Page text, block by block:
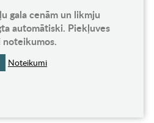
gala cenām un likmju
automātiski. Piekļuves
Noteikumi